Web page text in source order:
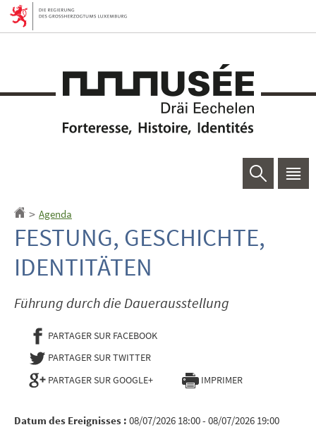
Zur
Navigation
Zum
Inhalt
Suchen
Startseite
> Agenda
FESTUNG, GESCHICHTE,
IDENTITÄTEN
Führung durch die Dauerausstellung
PARTAGER SUR FACEBOOK- NOUVELLE FENÊTRE
PARTAGER SUR TWITTER- NOUVELLE FENÊTRE
PARTAGER SUR GOOGLE+
IMPRIMER
Datum des Ereignisses : 08/07/2026 18:00 - 08/07/2026 19:00